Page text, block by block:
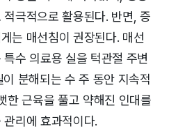
극적으로 활용된다. 반면, 증
는 매선침이 권장된다. 매선
수 의료용 실을 턱관절 주변
분해되는 수 주 동안 지속적
한 근육을 풀고 약해진 인대를
리에 효과적이다.